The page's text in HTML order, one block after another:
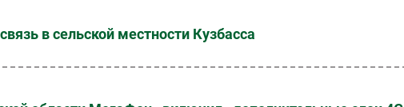
в сельской местности Кузбасса